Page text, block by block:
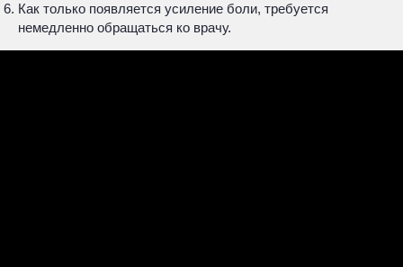
Как только появляется усиление боли, требуется
немедленно обращаться ко врачу.